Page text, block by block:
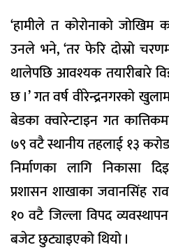
‘हामीले त कोरोनाको जोखिम
उनले भने, ‘तर फेरि दोस्रो
थालेपछि आवश्यक तयारीबारे
छ ।’ गत वर्ष वीरेन्द्रनगरको
बेडका क्वारेन्टाइन गत
७९ वटै स्थानीय तहलाई १३
निर्माणका लागि निकासा
प्रशासन शाखाका जवानसिंह
१० वटै जिल्ला विपद
बजेट छुट्याइएको थियो ।